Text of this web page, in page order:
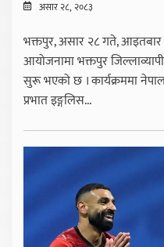
असार २८, २०८३
भक्तपुर, असार २८ गते, आइतबार
आयोजनामा भक्तपुर
सुरू भएको छ । कार्यक्रममा
प्रभात इङ्गलिस...